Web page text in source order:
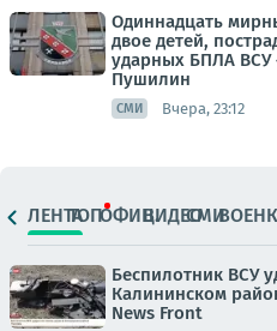
Одиннадцать
двое детей,
ударных БПЛА ВСУ
Пушилин
СМИ Вчера, 23:12
ЛЕНТАТОПОФИЦ.ВИДЕОСМИ
Беспилотник ВСУ
Калининском
News Front